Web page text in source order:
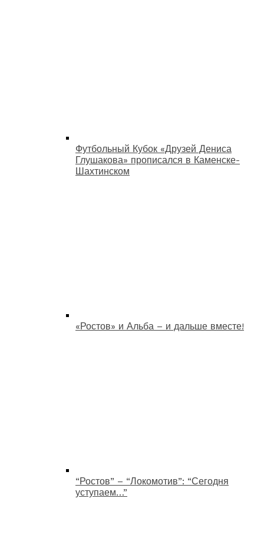
Футбольный Кубок «Друзей Дениса
Глушакова» прописался в Каменске-
Шахтинском
«Ростов» и Альба – и дальше вместе!
“Ростов” – “Локомотив”: “Сегодня
уступаем…”